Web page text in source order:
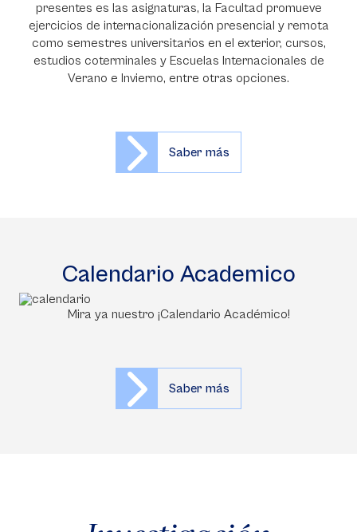
presentes es las asignaturas, la Facultad promueve
ejercicios de internacionalización presencial y remota
como semestres universitarios en el exterior, cursos,
estudios coterminales y Escuelas Internacionales de
Verano e Invierno, entre otras opciones.
Saber más
Calendario Academico
Mira ya nuestro ¡Calendario Académico!
Saber más